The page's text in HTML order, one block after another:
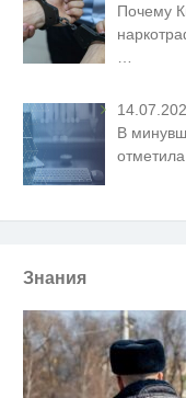
Почему
В
Знания